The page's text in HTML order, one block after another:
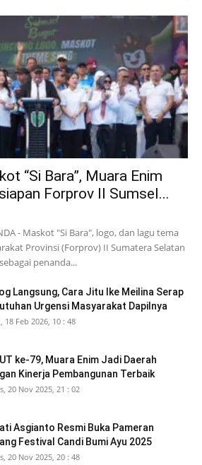
“Si Bara”, Muara Enim
Forprov II Sumsel...
- Maskot "Si Bara", logo, dan lagu tema
Provinsi (Forprov) II Sumatera Selatan
penanda...
Langsung, Cara Jitu Ike Meilina Serap
Urgensi Masyarakat Dapilnya
18 Feb 2026, 10 : 48
ke-79, Muara Enim Jadi Daerah
Kinerja Pembangunan Terbaik
20 Nov 2025, 21 : 02
Asgianto Resmi Buka Pameran
Festival Candi Bumi Ayu 2025
20 Nov 2025, 20 : 48